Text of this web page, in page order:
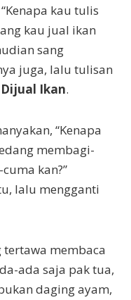
kau tulis
kau jual ikan
sang
juga, lalu tulisan
Dijual Ikan.
“Kenapa
membagi-
kan?”
lalu mengganti
membaca
ada saja pak tua,
daging ayam,